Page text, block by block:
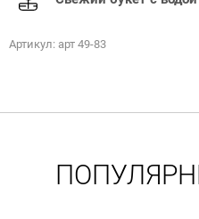
Артикул: арт 49-83